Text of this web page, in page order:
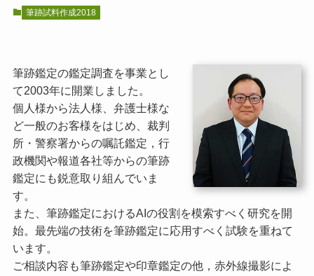
筆跡試料作成2018
筆跡鑑定の鑑定調査を事業とし
て2003年に開業しました。
個人様から法人様、弁護士様な
ど一般のお客様をはじめ、裁判
所・警察署からの嘱託鑑定，行
政機関や報道各社等からの筆跡
鑑定にも鋭意取り組んでいま
す。
また、筆跡鑑定におけるAIの役割を模索すべく研究を開
始。最先端の技術を筆跡鑑定に応用すべく試験を重ねて
います。
ご相談内容も筆跡鑑定や印章鑑定の他，赤外線撮影によ